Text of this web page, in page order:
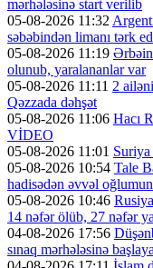
mərhələsinə start verilib
05-08-2026 11:32
səbəbindən limanı tərk
05-08-2026 11:19 Ərbəin
olunub, yaralananlar var
05-08-2026 11:11 2
Qəzzada dəhşət
05-08-2026 11:06 Hacı
VİDEO
05-08-2026 11:01
05-08-2026 10:54 Tale
hadisədən əvvəl
05-08-2026 10:46
14 nəfər ölüb, 27 nəfər
04-08-2026 17:56
sınaq mərhələsinə